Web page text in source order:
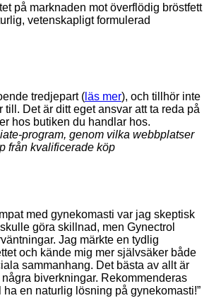
på marknaden mot överflödig bröstfett
vetenskapligt formulerad
tredjepart ( läs mer), och tillhör inte
till. Det är ditt eget ansvar att ta reda på
hos butiken du handlar hos.
program, genom vilka webbplatser
från kvalificerade köp
med gynekomasti var jag skeptisk
göra skillnad, men Gynectrol
Jag märkte en tydlig
och kände mig mer självsäker både
sammanhang. Det bästa av allt är
biverkningar. Rekommenderas
en naturlig lösning på gynekomasti!”